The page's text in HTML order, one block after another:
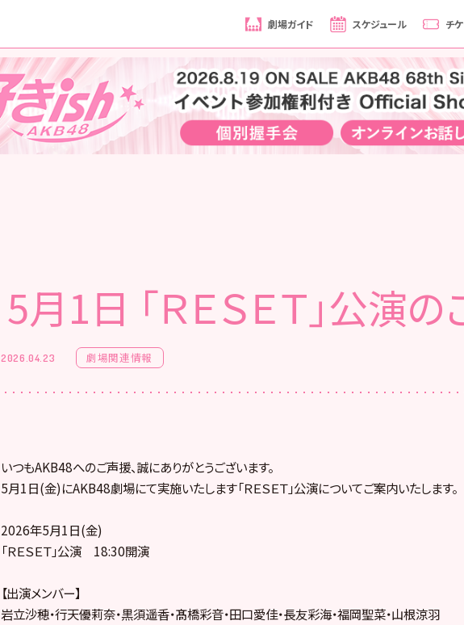
劇場ガイド スケジュール チ
5月1日 「ＲＥＳＥＴ」公演
2026.04.23 劇場関連情報
いつもAKB48へのご声援、誠にありがとうございます。
5月1日(金)にAKB48劇場にて実施いたします「ＲＥＳＥＴ」公演についてご案内いたします。
2026年5月1日(金)
「ＲＥＳＥＴ」公演 18:30開演
【出演メンバー】
岩立沙穂・行天優莉奈・黒須遥香・髙橋彩音・田口愛佳・長友彩海・福岡聖菜・山根涼羽